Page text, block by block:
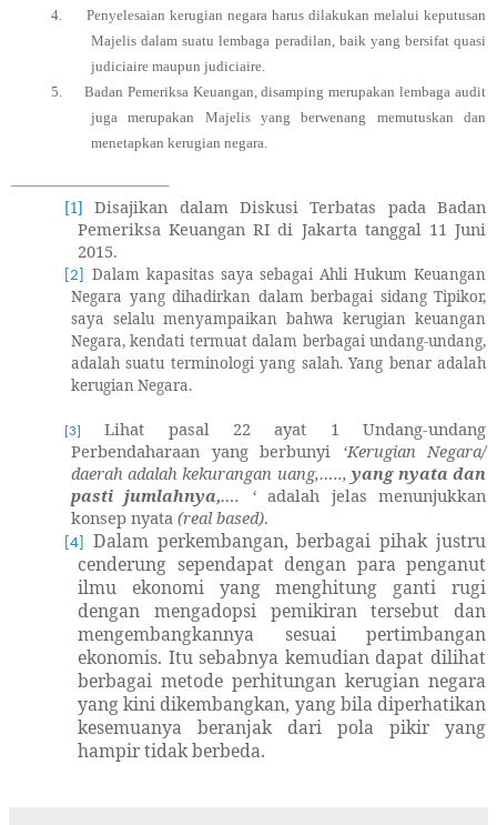
4.
Penyelesaian kerugian negara harus dilakukan melalui keputusan
Majelis dalam suatu lembaga peradilan, baik yang bersifat quasi
judiciaire maupun judiciaire.
5.
Badan Pemeriksa Keuangan, disamping merupakan lembaga audit
juga merupakan Majelis yang berwenang memutuskan dan
menetapkan kerugian negara.
[1]
Disajikan dalam Diskusi Terbatas pada Badan
Pemeriksa Keuangan RI di Jakarta tanggal 11 Juni
2015.
[2]
Dalam kapasitas saya sebagai Ahli Hukum Keuangan
Negara yang dihadirkan dalam berbagai sidang Tipikor,
saya selalu menyampaikan bahwa kerugian keuangan
Negara, kendati termuat dalam berbagai undang-undang,
adalah suatu terminologi yang salah. Yang benar adalah
kerugian Negara.
[3] Lihat pasal 22 ayat 1 Undang-undang
Perbendaharaan yang berbunyi ‘Kerugian Negara/
daerah adalah kekurangan uang,….., yang nyata dan
pasti jumlahnya,…. ‘adalah jelas menunjukkan
konsep nyata (real based).
[4]
Dalam perkembangan, berbagai pihak justru
cenderung sependapat dengan para penganut
ilmu ekonomi yang menghitung ganti rugi
dengan mengadopsi pemikiran tersebut dan
mengembangkannya sesuai pertimbangan
ekonomis. Itu sebabnya kemudian dapat dilihat
berbagai metode perhitungan kerugian negara
yang kini dikembangkan, yang bila diperhatikan
kesemuanya beranjak dari pola pikir yang
hampir tidak berbeda.